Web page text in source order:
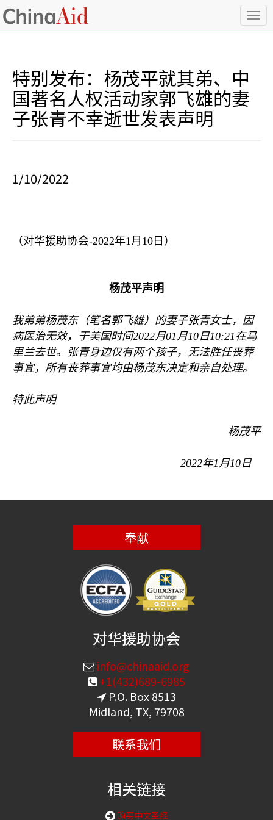
T
o
特别发布：杨茂平就其弟、中
国著名人权活动家郭飞雄的妻
子张青不幸逝世发表声明
1/10/2022
（对华援助协会-2022年1月 10 日）
杨茂平声明
我弟弟杨茂东（笔名郭飞雄）的妻子张青女士，因
病医治无效，于美国时间2022月01月10日10:21 在马
里兰去世。张青身边仅有两个孩子，无法胜任丧葬
事宜，所有丧葬事宜均由杨茂东决定和亲自处理。
特此声明
杨茂平
2022年1月10日
奉献
对华援助协会
info@chinaaid.org
+1(432)689-6985
P.O. Box 8513
Midland, TX, 79708
联系我们
相关链接
购买中文圣经